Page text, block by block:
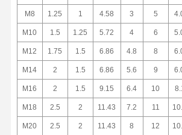
M8 1.25 1 4.58 3 5
M10 1.5 1.25 5.72 4 6
M12 1.75 1.5 6.86 4.8 8
M14 2 1.5 6.86 5.6 9
M16 2 1.5 9.15 6.4 10
M18 2.5 2 11.43 7.2 11
M20 2.5 2 11.43 8 12